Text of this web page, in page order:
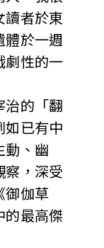
者於東
於一週
劇性的一
治的「翻
如已有中
動、幽
察，深受
御伽草
的最高傑